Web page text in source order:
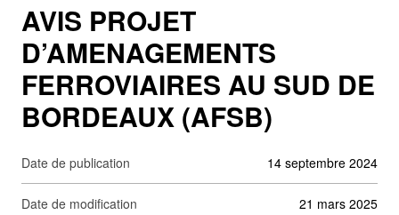
AVIS PROJET
D’AMENAGEMENTS
FERROVIAIRES AU SUD DE
BORDEAUX (AFSB)
Date de publication 14 septembre 2024
Date de modification 21 mars 2025